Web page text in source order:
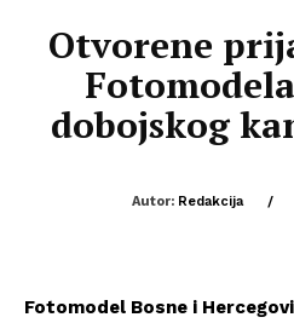
Otvorene
dobojskog
Autor: Redakcija /
Fotomodel Bosne i